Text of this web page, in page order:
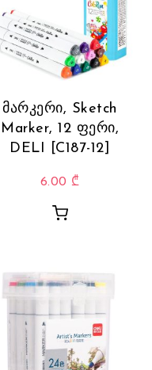
მარკერი, Sketch
Marker, 12 ფერი,
DELI [C187-12]
6.00 ₾